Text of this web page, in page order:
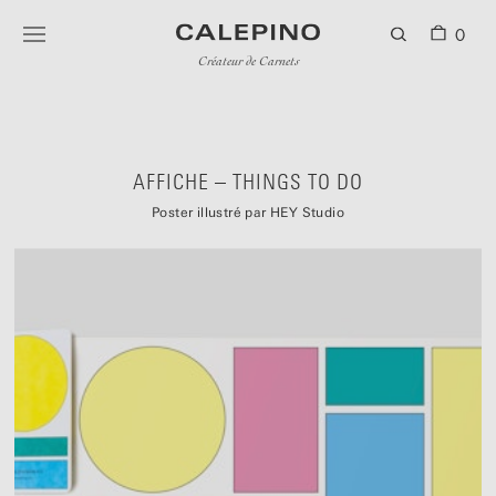
Créateur de Carnets
0
AFFICHE – THINGS TO DO
Poster illustré par HEY Studio